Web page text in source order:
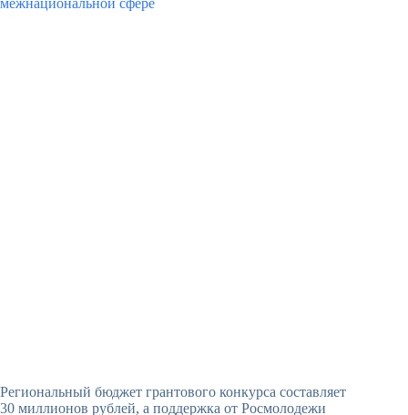
межнациональной сфере
Региональный бюджет грантового конкурса составляет
30 миллионов рублей, а поддержка от Росмолодежи